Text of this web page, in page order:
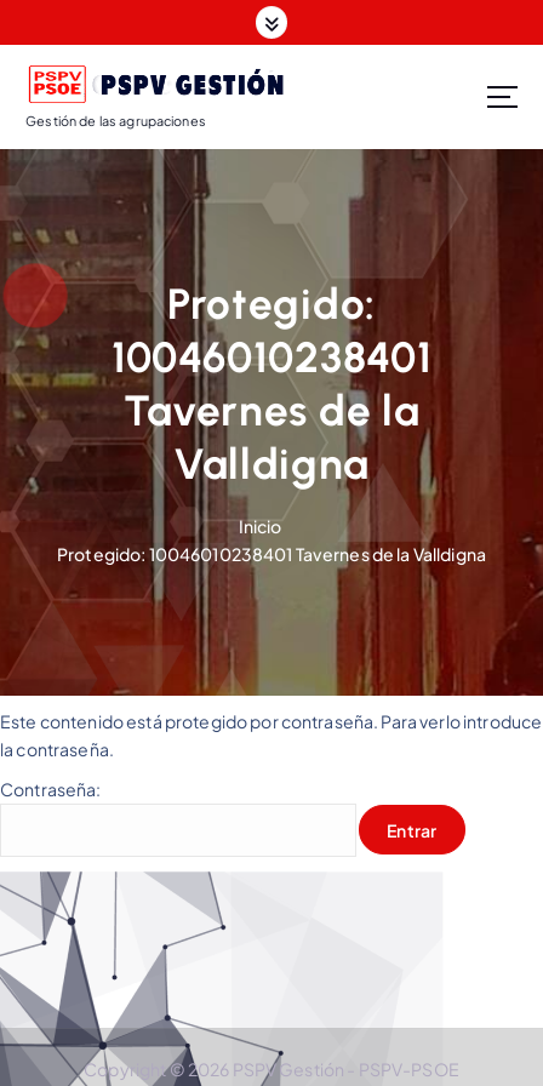
Gestión de las agrupaciones
Protegido:
10046010238401
Tavernes de la
Valldigna
Inicio
Protegido: 10046010238401 Tavernes de la Valldigna
Este contenido está protegido por contraseña. Para verlo introduce
la contraseña.
Contraseña:
Copyright © 2026 PSPV Gestión - PSPV-PSOE